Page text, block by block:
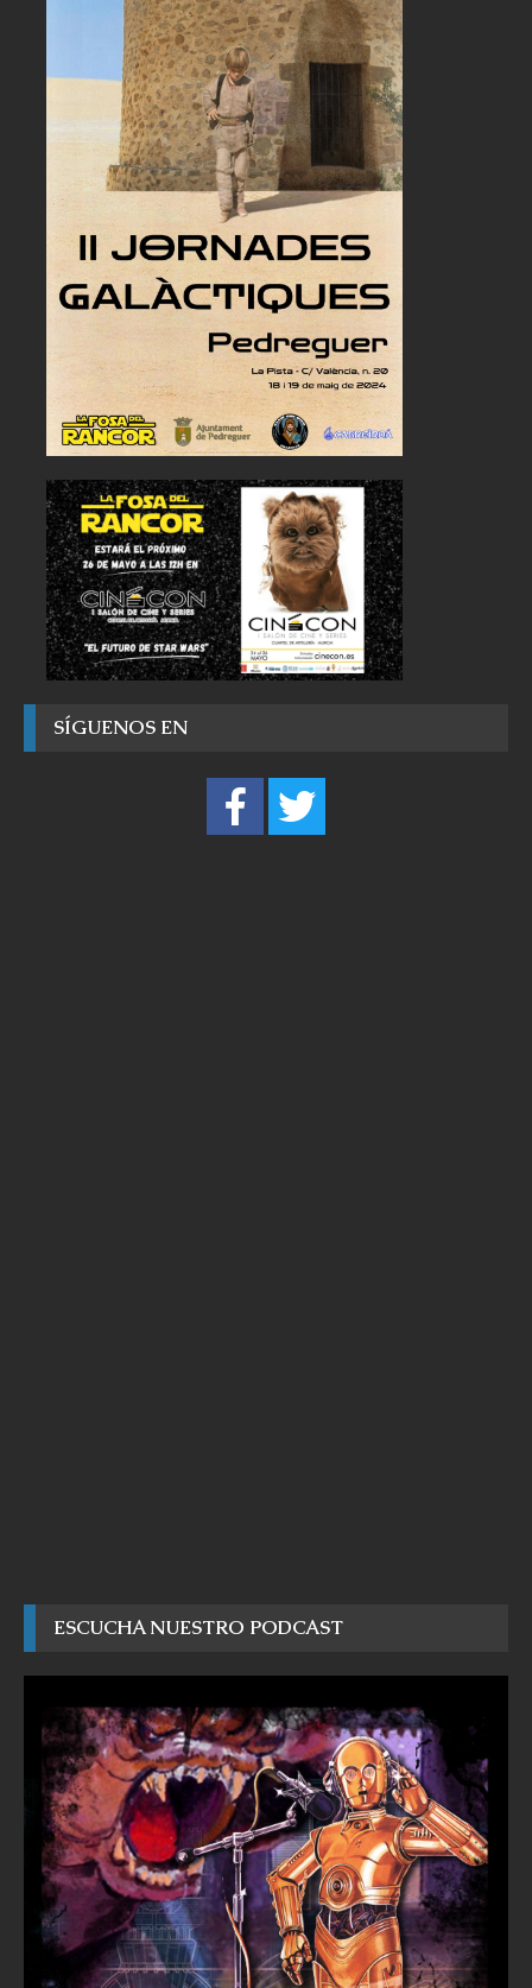
SÍGUENOS EN
ESCUCHA NUESTRO PODCAST